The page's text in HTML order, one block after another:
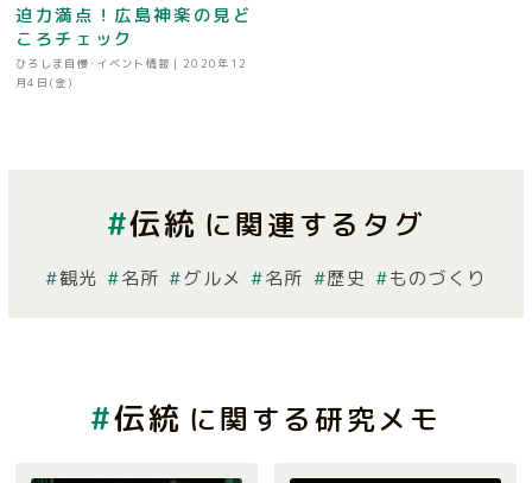
迫力満点！広島神楽の見ど
ころチェック
ひろしま自慢･イベント情報 | 2020年12
月4日(金)
伝統 に関連するタグ
観光 名所 グルメ 名所 歴史 ものづくり
伝統 に関する研究メモ